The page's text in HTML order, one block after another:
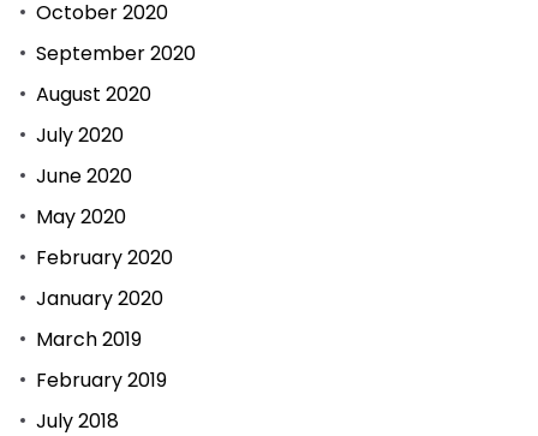
October 2020
September 2020
August 2020
July 2020
June 2020
May 2020
February 2020
January 2020
March 2019
February 2019
July 2018